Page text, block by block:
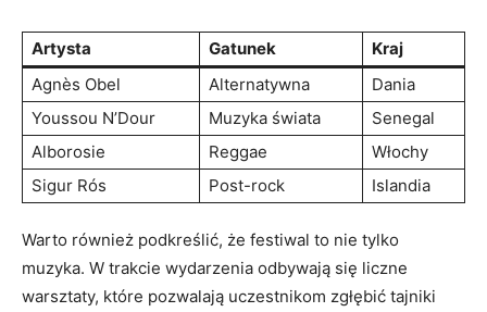
Artysta Gatunek
Kraj
Agnès Obel
Alternatywna
Dania
Youssou ‌N’Dour
Muzyka świata
Senegal
Alborosie
Reggae
Włochy
Sigur Rós
Post-rock Islandia
Warto⁤ również‌ podkreślić, że festiwal ‍to nie tylko⁤
muzyka. W ‌trakcie wydarzenia odbywają się liczne
⁢warsztaty, które pozwalają⁣ uczestnikom zgłębić‌ tajniki